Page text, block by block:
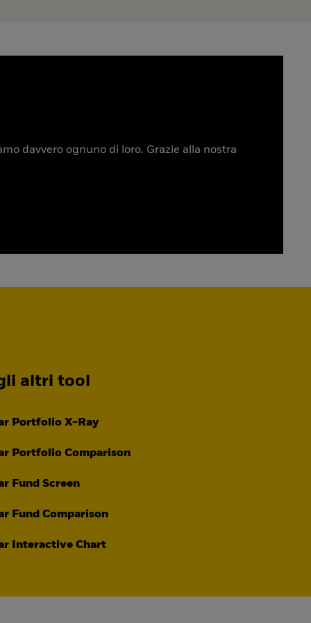
davvero ognuno di loro. Grazie alla nostra
altri tool
Portfolio X-Ray
Portfolio Comparison
Fund Screen
Fund Comparison
Interactive Chart